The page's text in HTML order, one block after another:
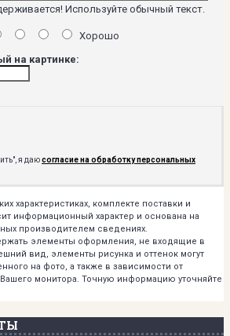
Используйте обычный текст.
Хорошо
на картинке:
я даюсогласие на обработку персональных
характеристиках, комплекте поставки и
информационный характер и основана на
производителем сведениях.
элементы оформления, не входящие в
вид, элементы рисунка и оттенок могут
на фото, а также в зависимости от
монитора. Точную информацию уточняйте